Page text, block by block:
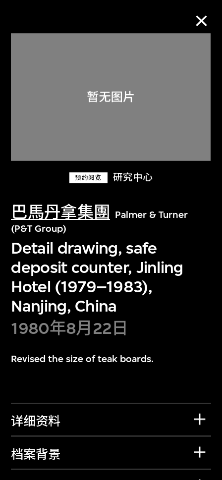
预约阅览 研究中心
巴馬丹拿集團
Palmer & Turner
(P&T Group)
Detail drawing, safe
deposit counter, Jinling
Hotel (1979–1983),
Nanjing, China
1980年8月22日
Revised the size of teak boards.
详细资料
档案背景
关于M+藏品
探索世界顶级的二十及二十一世纪视觉
文化藏品。